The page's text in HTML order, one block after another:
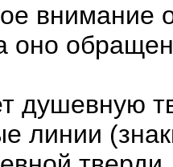
внимание
оно
душевную
линии